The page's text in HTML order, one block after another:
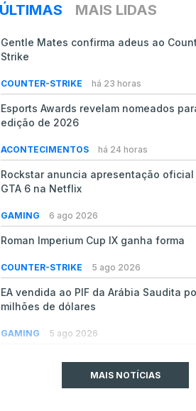
ÚLTIMAS MAIS LIDAS
Gentle Mates confirma adeus ao
Strike
COUNTER-STRIKE há 23 horas
Esports Awards revelam nomeados
edição de 2026
ACONTECIMENTOS há 24 horas
Rockstar anuncia apresentação oficial
GTA 6 na Netflix
GAMING 6 ago 2026
Roman Imperium Cup IX ganha forma
COUNTER-STRIKE 5 ago 2026
EA vendida ao PIF da Arábia Saudita
milhões de dólares
GAMING 5 ago 2026
MAIS NOTÍCIAS